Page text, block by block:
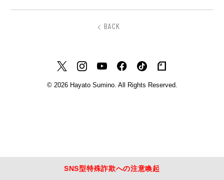
BACK
© 2026 Hayato Sumino. All Rights Reserved.
SNS型特殊詐欺への注意喚起